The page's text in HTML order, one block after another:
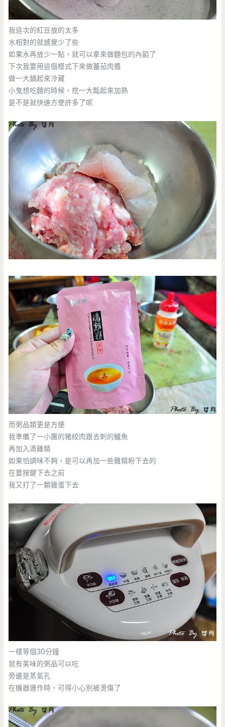
我這次的紅豆放的太多
水相對的就感覺少了些
如果水再放少一點，就可以拿來做麵包的內餡了
下次我要用這個模式下來做蕃茄肉醬
做一大鍋起來冷藏
小鬼想吃麵的時候，挖一大瓢起來加熱
是不是就快速方使許多了呢
而粥品類更是方便
我準備了一小團的豬絞肉跟去刺的鱸魚
再加入滴雞精
如果怕調味不夠，是可以再加一些雞精粉下去的
在要按鍵下去之前
我又打了一顆雞蛋下去
一樣等個30分鐘
就有美味的粥品可以吃
旁邊是蒸氣孔
在機器運作時，可得小心別被燙傷了